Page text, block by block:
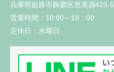
兵庫県姫路市飾磨区恵美酒423-5
営業時間： 10:00～18：00
定休日： 水曜日